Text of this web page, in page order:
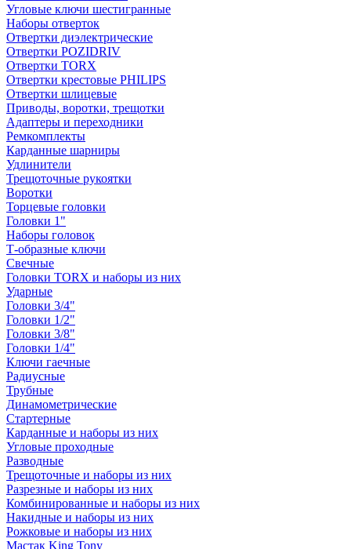
Угловые ключи шестигранные
Наборы отверток
Отвертки диэлектрические
Отвертки POZIDRIV
Отвертки TORX
Отвертки крестовые PHILIPS
Отвертки шлицевые
Приводы, воротки, трещотки
Адаптеры и переходники
Ремкомплекты
Карданные шарниры
Удлинители
Трещоточные рукоятки
Воротки
Торцевые головки
Головки 1"
Наборы головок
Т-образные ключи
Свечные
Головки TORX и наборы из них
Ударные
Головки 3/4"
Головки 1/2"
Головки 3/8"
Головки 1/4"
Ключи гаечные
Радиусные
Трубные
Динамометрические
Стартерные
Карданные и наборы из них
Угловые проходные
Разводные
Трещоточные и наборы из них
Разрезные и наборы из них
Комбинированные и наборы из них
Накидные и наборы из них
Рожковые и наборы из них
Мастак King Tony